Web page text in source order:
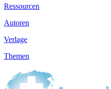
Ressourcen
Autoren
Verlage
Themen